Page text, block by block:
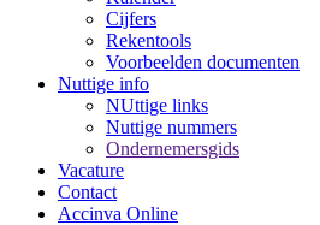
Cijfers
Rekentools
Voorbeelden documenten
Nuttige info
NUttige links
Nuttige nummers
Ondernemersgids
Vacature
Contact
Accinva Online